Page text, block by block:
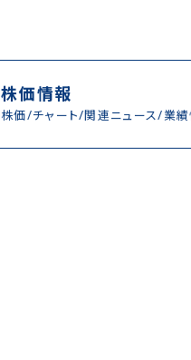
株価情報
株価/チャート/関連ニュース/業